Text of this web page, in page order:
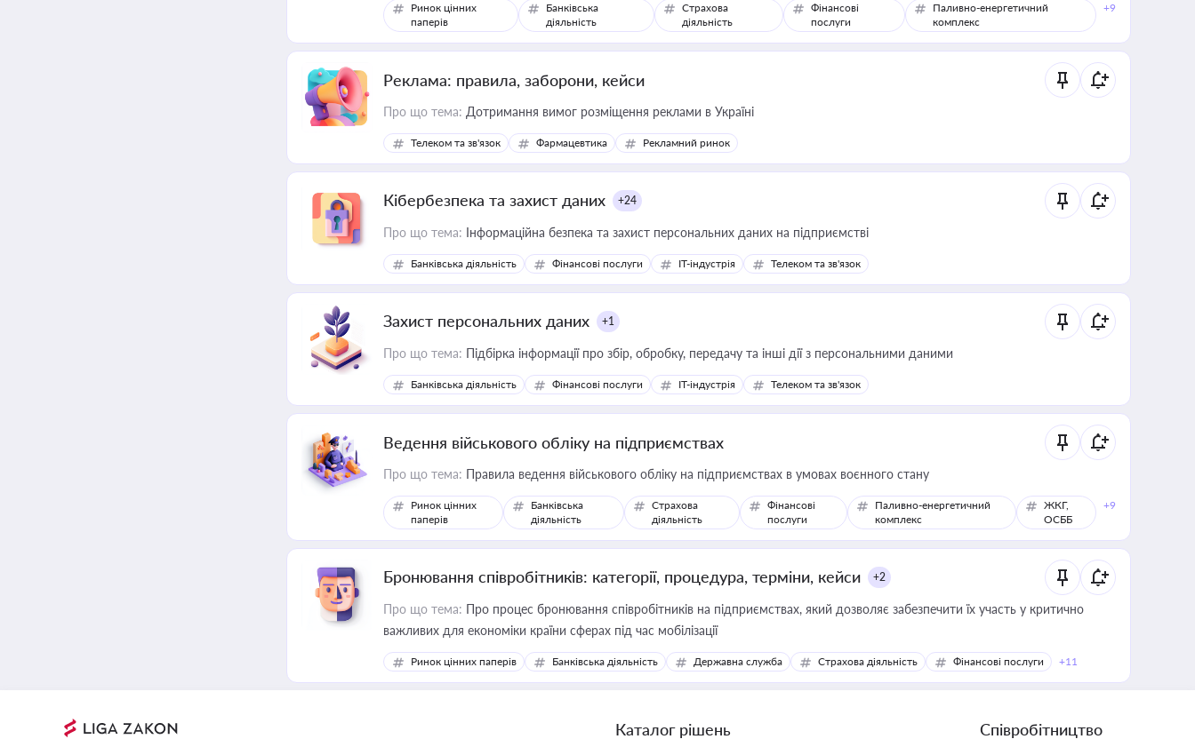
Ринок цінних
паперів
Банківська
діяльність
Страхова
діяльність
Фінансові
послуги
Паливно-енергетичний
комплекс
+9
Реклама: правила, заборони, кейси
Про що тема: Дотримання вимог розміщення реклами в Україні
Телеком та зв'язок Фармацевтика Рекламний ринок
Кібербезпека та захист даних +24
Про що тема: Інформаційна безпека та захист персональних даних на підприємстві
Банківська діяльність Фінансові послуги IT-індустрія Телеком та зв'язок
Захист персональних даних +1
Про що тема: Підбірка інформації про збір, обробку, передачу та інші дії з персональними даними
Банківська діяльність Фінансові послуги IT-індустрія Телеком та зв'язок
Ведення військового обліку на підприємствах
Про що тема: Правила ведення військового обліку на підприємствах в умовах воєнного стану
Ринок цінних
паперів
Банківська
діяльність
Страхова
діяльність
Фінансові
послуги
Паливно-енергетичний
комплекс
ЖКГ,
ОСББ
+9
Бронювання співробітників: категорії, процедура, терміни, кейси +2
Про що тема: Про процес бронювання співробітників на підприємствах, який дозволяє забезпечити їх участь у критично
важливих для економіки країни сферах під час мобілізації
Ринок цінних паперів Банківська діяльність Державна служба Страхова діяльність Фінансові послуги +11
Каталог рішень Співробітництво